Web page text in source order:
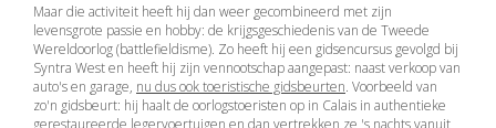
Maar die activiteit heeft hij dan weer gecombineerd met zijn
levensgrote passie en hobby: de krijgsgeschiedenis van de Tweede
Wereldoorlog (battlefieldisme). Zo heeft hij een gidsencursus gevolgd bij
Syntra West en heeft hij zijn vennootschap aangepast: naast verkoop van
auto's en garage, nu dus ook toeristische gidsbeurten. Voorbeeld van
zo'n gidsbeurt: hij haalt de oorlogstoeristen op in Calais in authentieke
gerestaureerde legervoertuigen en dan vertrekken ze 's nachts vanuit